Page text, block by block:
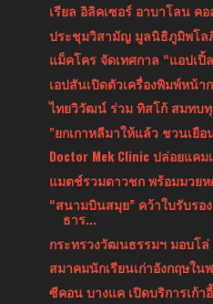
เรียล อิลิคเซอร์ อาบาโลน คอ
ประชุมวิสามัญ มูลนิธิภูมิพโล
แม็คโคร จัดเทศกาล “แอปเปิ้
เอปสันเปิดตัวเครื่องพิมพ์หน้า
ไทยวิวัฒน์ ร่วม ทิสโก้ สมทบ
"ยกเกาหลีมาให้แล้ว ชวนเยื
Doctor Mek Clinic ปล่อยแค
แมตช์รวมดาวชก พร้อมมวย
“สนามบินสมุย” คว้าใบรับร
ธาร...
กระทรวงวัฒนธรรมฯ มอบโล่
สมาคมนักเรียนเก่าอังกฤษใ
ซีคอน บางแค เปิดบริการเก้